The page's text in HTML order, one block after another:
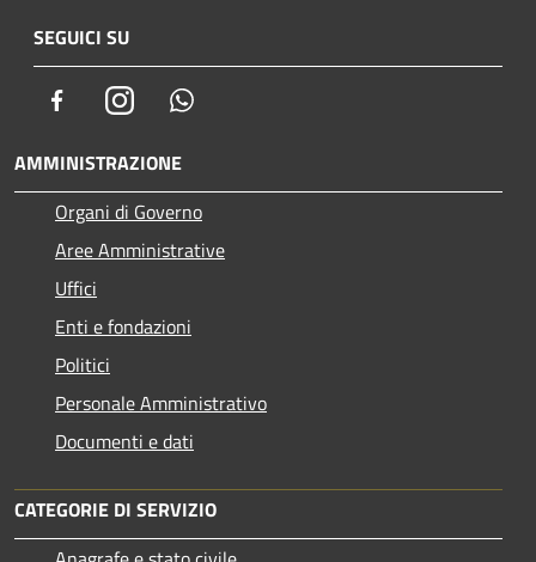
SEGUICI SU
FacebookInstagram
AMMINISTRAZIONE
Organi di Governo
Aree Amministrative
Uffici
Enti e fondazioni
Politici
Personale Amministrativo
Documenti e dati
CATEGORIE DI SERVIZIO